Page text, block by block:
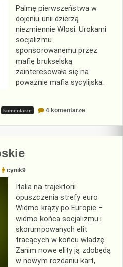
Palmę pierwszeństwa w
dojeniu unii dzierżą
niezmiennie Włosi. Urokami
socjalizmu
sponsorowanemu przez
mafię brukselską
zainteresowała się na
poważnie mafia sycylijska.
komentarze 4 komentarze
cynik9
Italia na trajektorii
opuszczenia strefy euro
Widmo krąży po Europie –
widmo końca socjalizmu i
skorumpowanych elit
tracących w końcu władzę.
Zanim nowe elity ją zdobędą
w nowym rozdaniu kart,